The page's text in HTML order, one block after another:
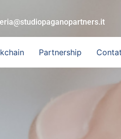
Partnership